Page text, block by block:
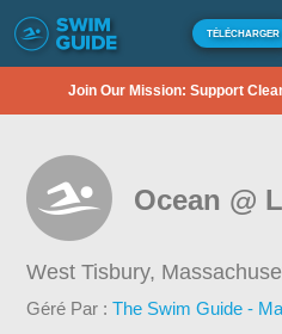
TÉLÉCHARGER
Join Our Mission: Support
Ocean @
West Tisbury,
Géré Par :The Swim Guide -